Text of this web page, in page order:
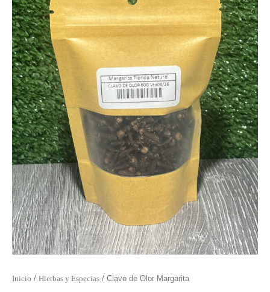
Inicio / Hierbas y Especias / Clavo de Olor Margarita